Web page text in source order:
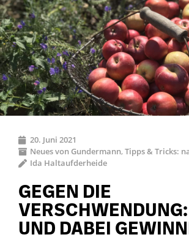
20. Juni 2021
Neues von Gundermann, Tipps & Tricks:
Ida Haltaufderheide
GEGEN DIE
UND DABEI